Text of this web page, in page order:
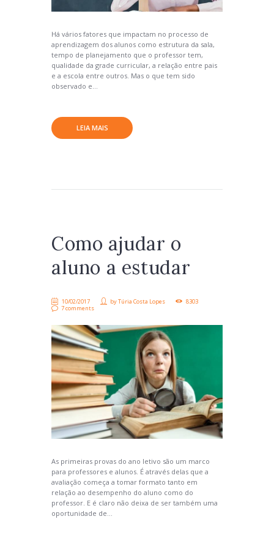
Há vários fatores que impactam no processo de
aprendizagem dos alunos como estrutura da sala,
tempo de planejamento que o professor tem,
qualidade da grade curricular, a relação entre pais
e a escola entre outros. Mas o que tem sido
observado e...
LEIA MAIS
Como ajudar o
aluno a estudar
10/02/2017 byTúria Costa Lopes
8303
7 comments
As primeiras provas do ano letivo são um marco
para professores e alunos. É através delas que a
avaliação começa a tomar formato tanto em
relação ao desempenho do aluno como do
professor. E é claro não deixa de ser também uma
oportunidade de...